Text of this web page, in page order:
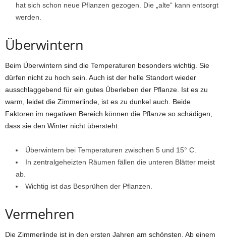
hat sich schon neue Pflanzen gezogen. Die „alte“ kann entsorgt
werden.
Überwintern
Beim Überwintern sind die Temperaturen besonders wichtig. Sie
dürfen nicht zu hoch sein. Auch ist der helle Standort wieder
ausschlaggebend für ein gutes Überleben der Pflanze. Ist es zu
warm, leidet die Zimmerlinde, ist es zu dunkel auch. Beide
Faktoren im negativen Bereich können die Pflanze so schädigen,
dass sie den Winter nicht übersteht.
Überwintern bei Temperaturen zwischen 5 und 15° C.
In zentralgeheizten Räumen fällen die unteren Blätter meist
ab.
Wichtig ist das Besprühen der Pflanzen.
Vermehren
Die Zimmerlinde ist in den ersten Jahren am schönsten. Ab einem